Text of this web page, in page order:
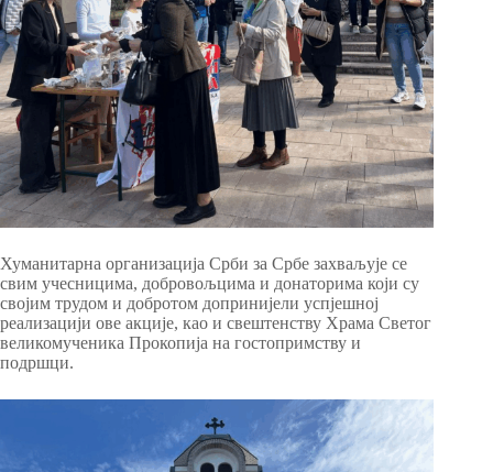
Хуманитарна организација Срби за Србе захваљује се
свим учесницима, добровољцима и донаторима који су
својим трудом и добротом допринијели успјешној
реализацији ове акције, као и свештенству Храма Светог
великомученика Прокопија на гостопримству и
подршци.